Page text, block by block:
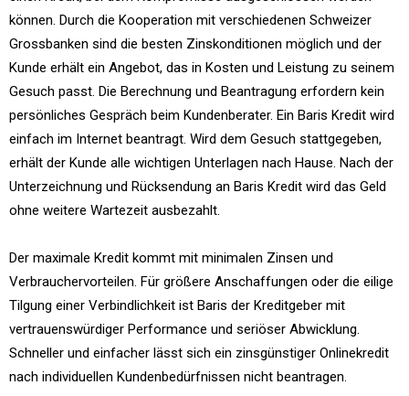
können. Durch die Kooperation mit verschiedenen Schweizer
Grossbanken sind die besten Zinskonditionen möglich und der
Kunde erhält ein Angebot, das in Kosten und Leistung zu seinem
Gesuch passt. Die Berechnung und Beantragung erfordern kein
persönliches Gespräch beim Kundenberater. Ein Baris Kredit wird
einfach im Internet beantragt. Wird dem Gesuch stattgegeben,
erhält der Kunde alle wichtigen Unterlagen nach Hause. Nach der
Unterzeichnung und Rücksendung an Baris Kredit wird das Geld
ohne weitere Wartezeit ausbezahlt.
Der maximale Kredit kommt mit minimalen Zinsen und
Verbrauchervorteilen. Für größere Anschaffungen oder die eilige
Tilgung einer Verbindlichkeit ist Baris der Kreditgeber mit
vertrauenswürdiger Performance und seriöser Abwicklung.
Schneller und einfacher lässt sich ein zinsgünstiger Onlinekredit
nach individuellen Kundenbedürfnissen nicht beantragen.